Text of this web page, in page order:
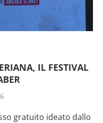
IL FESTIVAL
gratuito ideato dallo